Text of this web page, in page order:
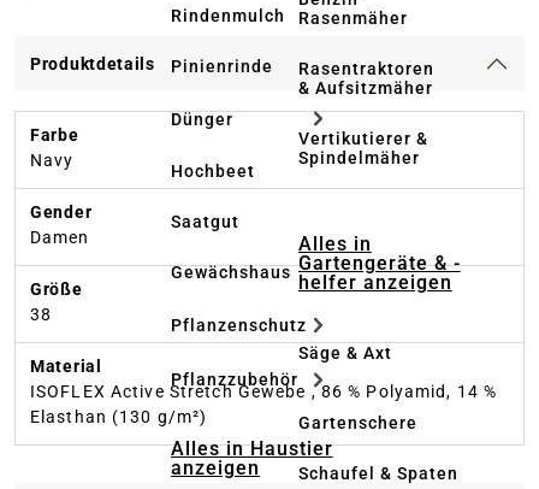
Rindenmulch
Pinienrinde
Dünger
Hochbeet
Saatgut
Gewächshaus
Pflanzenschutz
Pflanzzubehör
Alles in Haustier
anzeigen
Rasenmäher
Rasentraktoren
& Aufsitzmäher
Vertikutierer &
Spindelmäher
Alles in
Gartengeräte & -
helfer anzeigen
Säge & Axt
Gartenschere
Schaufel & Spaten
Produktdetails
Farbe
Navy
Gender
Damen
Größe
38
Material
ISOFLEX Active Stretch Gewebe , 86 % Polyamid, 14 %
Elasthan (130 g/m²)